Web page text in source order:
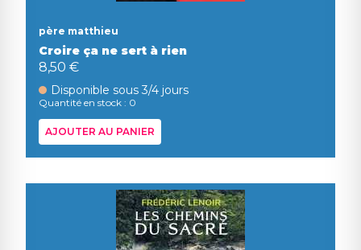
père matthieu
Croire ça ne sert à rien
8,50 €
Disponible sous 3/4 jours
Quantité en stock : 0
AJOUTER AU PANIER